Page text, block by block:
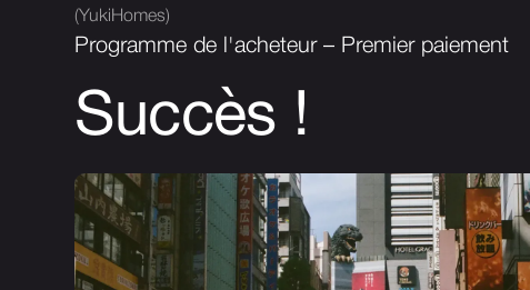
(YukiHomes)
Programme de l'acheteur – Premier paiement
Succès !